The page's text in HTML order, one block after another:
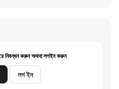
নিবন্ধন করুন অথবা লগইন করুন
লগ ইন